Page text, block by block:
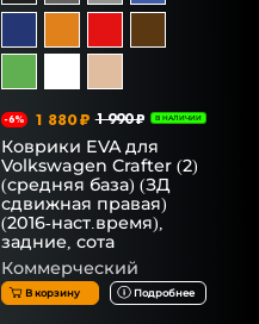
-6% 1 880 ₽ 1 990 ₽ В НАЛИЧИИ
Коврики EVA для
Volkswagen Crafter (2)
(средняя база) (ЗД
сдвижная правая)
(2016-наст.время),
задние, сота
Коммерческий
В корзину Подробнее